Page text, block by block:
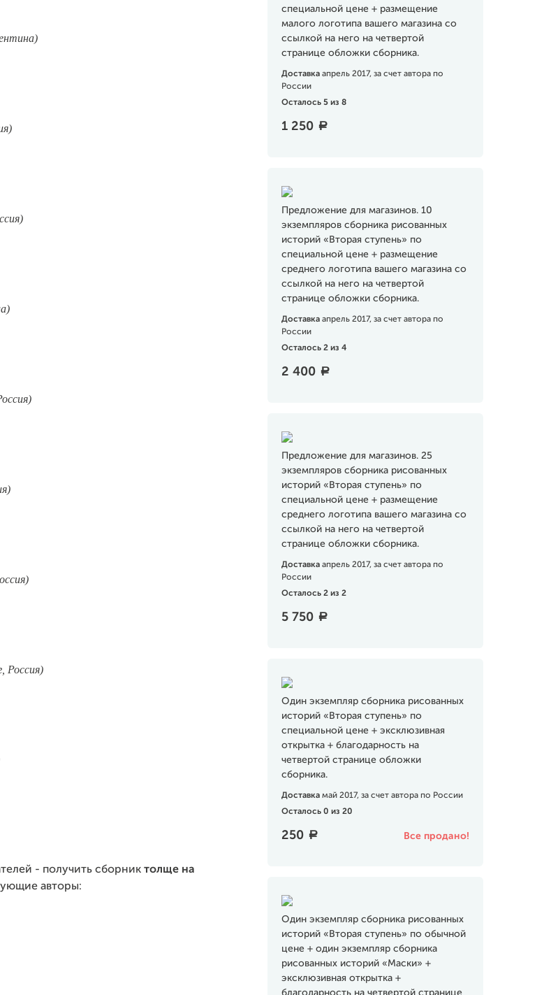
специальной цене + размещение
малого логотипа вашего магазина со
ссылкой на него на четвертой
странице обложки сборника.
Доставка апрель 2017, за счет автора по
России
Осталось 5 из 8
1 250 a
Предложение для магазинов. 10
экземпляров сборника рисованных
историй «Вторая ступень» по
специальной цене + размещение
среднего логотипа вашего магазина со
ссылкой на него на четвертой
странице обложки сборника.
Доставка апрель 2017, за счет автора по
России
Осталось 2 из 4
2 400 a
Предложение для магазинов. 25
экземпляров сборника рисованных
историй «Вторая ступень» по
специальной цене + размещение
среднего логотипа вашего магазина со
ссылкой на него на четвертой
странице обложки сборника.
Доставка апрель 2017, за счет автора по
России
Осталось 2 из 2
5 750 a
Один экземпляр сборника рисованных
историй «Вторая ступень» по
специальной цене + эксклюзивная
открытка + благодарность на
четвертой странице обложки
сборника.
Доставка май 2017, за счет автора по России
Осталось 0 из 20
250 a Все продано!
Один экземпляр сборника рисованных
историй «Вторая ступень» по обычной
цене + один экземпляр сборника
рисованных историй «Маски» +
эксклюзивная открытка +
благодарность на четвертой странице
Россия)
- получить сборник толще на
авторы: